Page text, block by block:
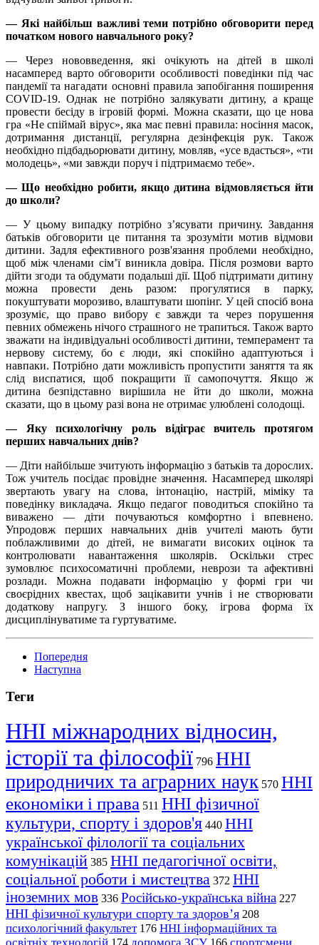
— Які найбільш важливі теми потрібно обговорити перед
початком нового навчального року?
— Через нововведення, які очікують на дітей в школі
насамперед варто обговорити особливості поведінки під час
пандемії та нагадати основні правила запобігання поширення
COVID-19. Однак не потрібно залякувати дитину, а краще
провести бесіду в ігровій формі. Можна сказати, що це нова
гра «Не спіймай вірус», яка має певні правила: носіння масок,
дотримання дистанції, регулярна дезінфекція рук. Також
необхідно підбадьорювати дитину, мовляв, «усе вдасться», «ти
молодець», «ми завжди поруч і підтримаємо тебе».
— Що необхідно робити, якщо дитина відмовляється йти
до школи?
— У цьому випадку потрібно з’ясувати причину. Завдання
батьків обговорити це питання та зрозуміти мотив відмови
дитини. Задля ефективного розв'язання проблеми необхідно,
щоб між членами сім’ї виникла довіра. Після розмови варто
дійти згоди та обдумати подальші дії. Щоб підтримати дитину
можна провести день разом: прогулятися в парку,
покуштувати морозиво, влаштувати шопінг. У цей спосіб вона
зрозуміє, що право вибору є завжди та через порушення
певних обмежень нічого страшного не трапиться. Також варто
зважати на індивідуальні особливості дитини, темперамент та
нервову систему, бо є люди, які спокійно адаптуються і
навпаки. Потрібно дати можливість пропустити заняття та як
слід виспатися, щоб покращити її самопочуття. Якщо ж
дитина безпідставно вирішила не йти до школи, можна
сказати, що в цьому разі вона не отримає улюблені солодощі.
— Яку психологічну роль відіграє вчитель протягом
перших навчальних днів?
— Діти найбільше зчитують інформацію з батьків та дорослих.
Тож учитель посідає провідне значення. Насамперед школярі
звертають увагу на слова, інтонацію, настрій, міміку та
поведінку викладача. Якщо педагог поводиться спокійно та
виважено — діти почуваються комфортно і впевнено.
Упродовж перших навчальних днів учителі мають бути
поблажливими до дітей, не вимагати високих оцінок та
контролювати навантаження школярів. Оскільки стрес
зумовлює психосоматичні проблеми, неврози та афективні
розлади. Можна подавати інформацію у формі гри чи
своєрідних квестах, щоб зацікавити учнів і не створювати
додаткову напругу. З іншого боку, ігрова форма їх
дисциплінуватиме та гуртуватиме.
Попередня
Наступна
Теги
ННІ міжнародних відносин,
історії та філософії 796 ННІ
природничих та аграрних наук 570 ННІ
економіки і права 511 ННІ фізичної
культури, спорту і здоров'я 440 ННІ
української філології та соціальних
комунікацій 385 ННІ педагогічної освіти,
соціальної роботи і мистецтва 372 ННІ
іноземних мов 336 Російсько-українська війна 227
ННІ фізичної культури спорту та здоров’я 208
психологічний факультет 176 ННІ інформаційних та
174 166